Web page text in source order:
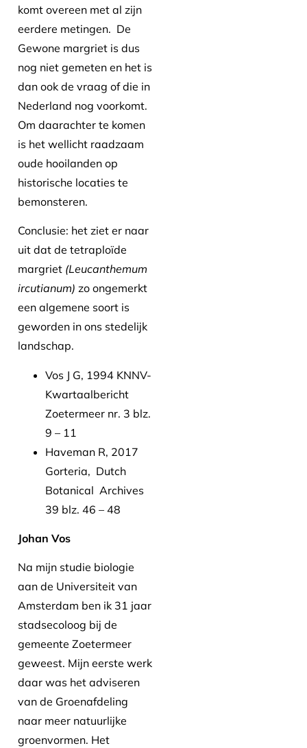
komt overeen met al zijn
eerdere metingen. De
Gewone margriet is dus
nog niet gemeten en het is
dan ook de vraag of die in
Nederland nog voorkomt.
Om daarachter te komen
is het wellicht raadzaam
oude hooilanden op
historische locaties te
bemonsteren.
Conclusie: het ziet er naar
uit dat de tetraploïde
margriet (Leucanthemum
ircutianum) zo ongemerkt
een algemene soort is
geworden in ons stedelijk
landschap.
Vos J G, 1994 KNNV-
Kwartaalbericht
Zoetermeer nr. 3 blz.
9 – 11
Haveman R, 2017
Gorteria, Dutch
Botanical Archives
39 blz. 46 – 48
Johan Vos
Na mijn studie biologie
aan de Universiteit van
Amsterdam ben ik 31 jaar
stadsecoloog bij de
gemeente Zoetermeer
geweest. Mijn eerste werk
daar was het adviseren
van de Groenafdeling
naar meer natuurlijke
groenvormen. Het